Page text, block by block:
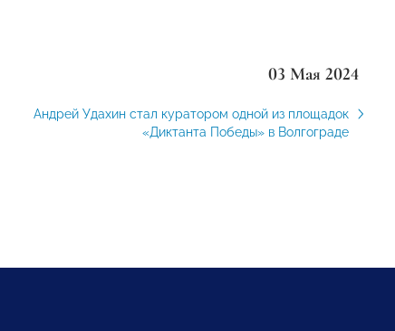
03 Мая 2024
Андрей Удахин стал куратором одной из площадок
«Диктанта Победы» в Волгограде